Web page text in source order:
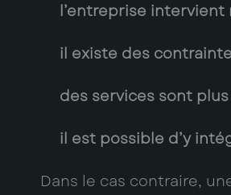
l’entreprise
il existe des
des services sont
il est possible d’y
Dans le cas contraire,